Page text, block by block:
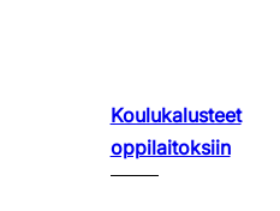
Koulukalusteet
oppilaitoksiin